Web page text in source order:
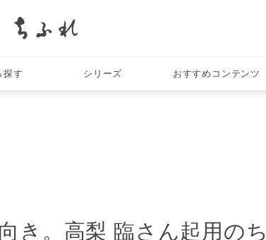
search
探す シリーズ おすすめコンテンツ
き。高梨 臨さん起用の